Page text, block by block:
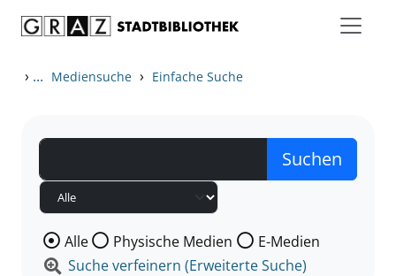
› ... Mediensuche › Einfache Suche
Wählen Sie die Medienart nach der Sie suchen wollen.
Alle Physische Medien
E-Medien
Suche verfeinern (Erweiterte Suche)